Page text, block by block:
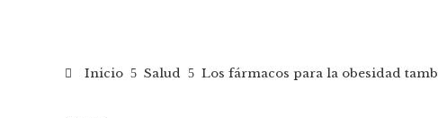
Inicio Salud Los fármacos para la obesidad